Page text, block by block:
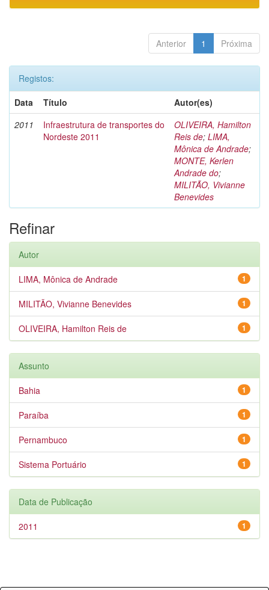
Anterior 1 Próxima
Registos:
Data
Título
Autor(es)
2011
Infraestrutura de transportes do
Nordeste 2011
OLIVEIRA, Hamilton
Reis de; LIMA,
Mônica de Andrade;
MONTE, Kerlen
Andrade do;
MILITÃO, Vivianne
Benevides
Refinar
Autor
1
LIMA, Mônica de Andrade
1
MILITÃO, Vivianne Benevides
1
OLIVEIRA, Hamilton Reis de
Assunto
1
Bahia
1
Paraíba
1
Pernambuco
1
Sistema Portuário
Data de Publicação
1
2011